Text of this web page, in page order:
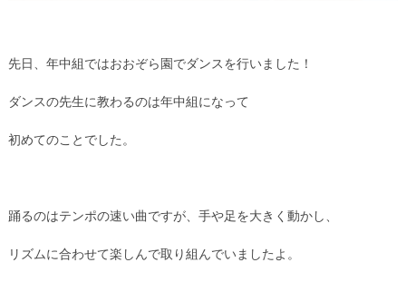
先日、年中組ではおおぞら園でダンスを行いました！
ダンスの先生に教わるのは年中組になって
初めてのことでした。
踊るのはテンポの速い曲ですが、手や足を大きく動かし、
リズムに合わせて楽しんで取り組んでいましたよ。